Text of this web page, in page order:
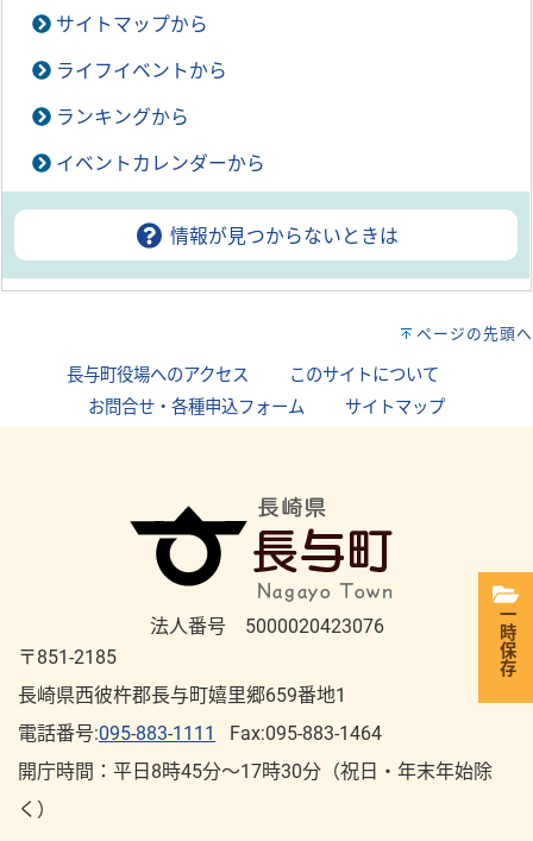
サイトマップから
ライフイベントから
ランキングから
イベントカレンダーから
情報が見つからないときは
ページの先頭へ
長与町役場へのアクセス このサイトについて
お問合せ・各種申込フォーム
サイトマップ
法人番号 5000020423076
〒851-2185
長崎県西彼杵郡長与町嬉里郷659番地1
電話番号:095-883-1111
Fax:095-883-1464
開庁時間：平⽇8時45分～17時30分（祝⽇・年末年始除
く）
一時保存